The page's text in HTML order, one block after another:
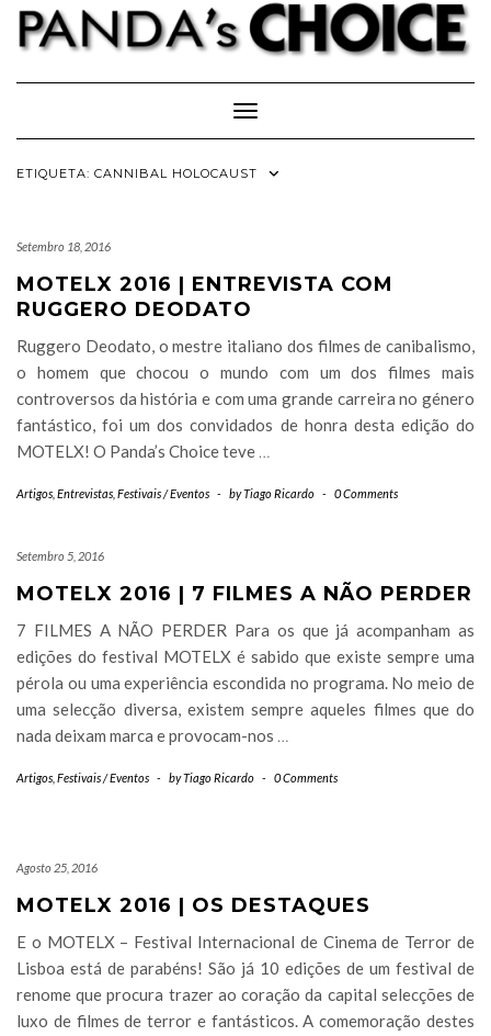
Skip
content
Toggle Navigation
ETIQUETA: CANNIBAL HOLOCAUST
Setembro 18, 2016
MOTELX 2016 | ENTREVISTA COM
RUGGERO DEODATO
Ruggero Deodato, o mestre italiano dos filmes de canibalismo,
o homem que chocou o mundo com um dos filmes mais
controversos da história e com uma grande carreira no género
fantástico, foi um dos convidados de honra desta edição do
MOTELX! O Panda’s Choice teve …
Artigos Entrevistas Festivais / Eventos - byTiago Ricardo - 0 Comments
Setembro 5, 2016
MOTELX 2016 | 7 FILMES A NÃO PERDER
7 FILMES A NÃO PERDER Para os que já acompanham as
edições do festival MOTELX é sabido que existe sempre uma
pérola ou uma experiência escondida no programa. No meio de
uma selecção diversa, existem sempre aqueles filmes que do
nada deixam marca e provocam-nos …
Artigos Festivais / Eventos - byTiago Ricardo - 0 Comments
Agosto 25, 2016
MOTELX 2016 | OS DESTAQUES
E o MOTELX – Festival Internacional de Cinema de Terror de
Lisboa está de parabéns! São já 10 edições de um festival de
renome que procura trazer ao coração da capital selecções de
luxo de filmes de terror e fantásticos. A comemoração destes